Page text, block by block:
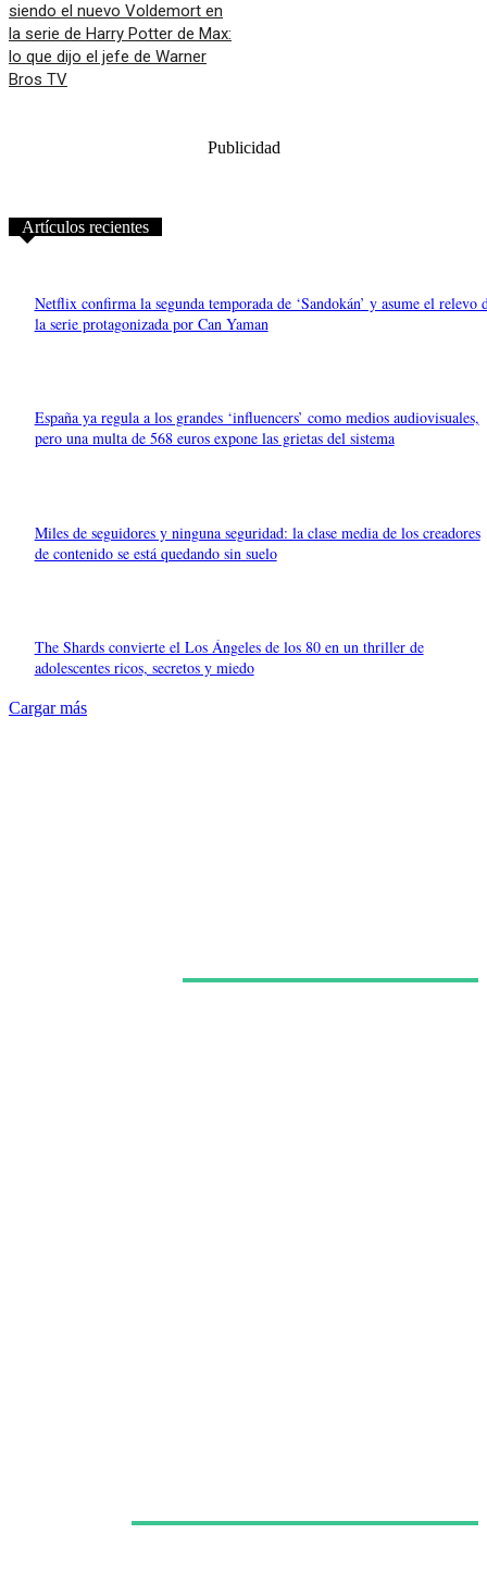
siendo el nuevo Voldemort en
la serie de Harry Potter de Max:
lo que dijo el jefe de Warner
Bros TV
Publicidad
Artículos recientes
Netflix confirma la segunda temporada de ‘Sandokán’ y asume el relevo
la serie protagonizada por Can Yaman
España ya regula a los grandes ‘influencers’ como medios audiovisuales,
pero una multa de 568 euros expone las grietas del sistema
Miles de seguidores y ninguna seguridad: la clase media de los creadores
de contenido se está quedando sin suelo
The Shards convierte el Los Ángeles de los 80 en un thriller de
adolescentes ricos, secretos y miedo
Cargar más